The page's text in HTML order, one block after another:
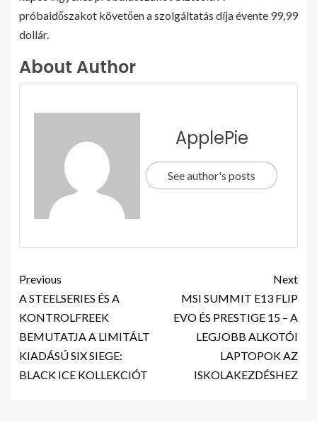
próbaidőszakot követően a szolgáltatás díja évente 99,99
dollár.
About Author
ApplePie
See author's posts
Previous
A STEELSERIES ÉS A
KONTROLFREEK
BEMUTATJA A LIMITÁLT
KIADÁSÚ SIX SIEGE:
BLACK ICE KOLLEKCIÓT
Next
MSI SUMMIT E13 FLIP
EVO ÉS PRESTIGE 15 – A
LEGJOBB ALKOTÓI
LAPTOPOK AZ
ISKOLAKEZDÉSHEZ